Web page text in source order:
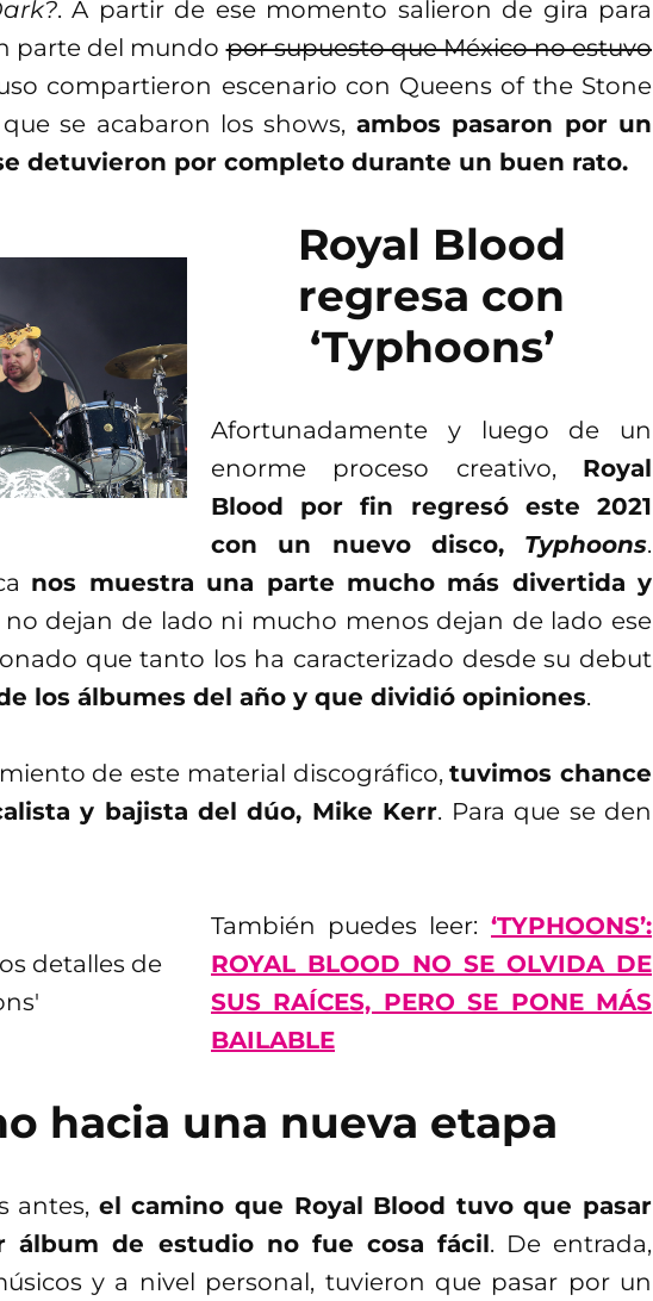
. A partir de ese momento salieron de gira para
parte del mundopor supuesto que México no estuvo
compartieron escenario con Queens of the Stone
se acabaron los shows, ambos pasaron por un
detuvieron por completo durante un buen rato.
Royal Blood
regresa con
‘Typhoons’
Afortunadamente y luego de un
enorme proceso creativo, Royal
Blood por fin regresó este 2021
con un nuevo disco, Typhoons.
nos muestra una parte mucho más divertida y
no dejan de lado ni mucho menos dejan de lado ese
que tanto los ha caracterizado desde su debut
los álbumes del año y que dividió opiniones.
de este material discográfico,tuvimos chance
y bajista del dúo, Mike Kerr. Para que se den
También puedes leer: ‘TYPHOONS’:
ROYAL BLOOD NO SE OLVIDA DE
SUS RAÍCES, PERO SE PONE MÁS
BAILABLE
hacia una nueva etapa
antes, el camino que Royal Blood tuvo que pasar
álbum de estudio no fue cosa fácil. De entrada,
y a nivel personal, tuvieron que pasar por un